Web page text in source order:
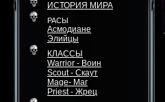
ИСТОРИЯ МИРА
РАСЫ
Асмодиане
Элийцы
КЛАССЫ
Warrior - Воин
Scout - Скаут
Mage- Маг
Priest - Жрец